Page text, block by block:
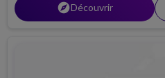
explorerDécouvrir